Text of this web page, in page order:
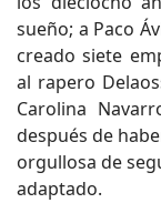
sueño; a Paco
creado siete
al rapero
Carolina
después de
orgullosa de
adaptado.